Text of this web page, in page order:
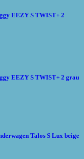
EEZY S TWIST+ 2
EEZY S TWIST+ 2 grau
Talos S Lux beige